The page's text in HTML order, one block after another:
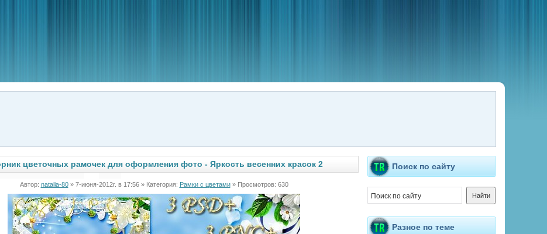
цветочных рамочек для оформления фото - Яркость весенних красок 2
Автор: natalia-80» 7-июня-2012г. в 17:56 » Категория: Рамки с цветами» Просмотров: 630
Поиск по сайту
Разное по теме